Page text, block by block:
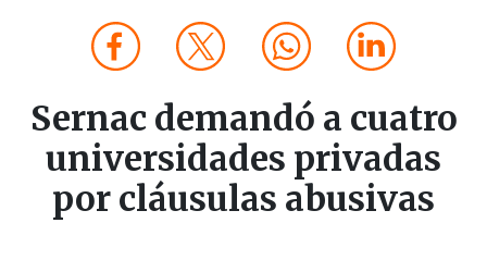
Sernac demandó a cuatro
universidades privadas
por cláusulas abusivas